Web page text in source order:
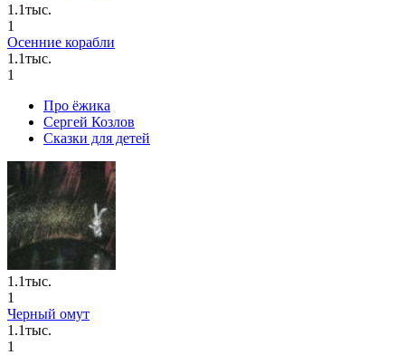
1.1тыс.
1
Осенние корабли
1.1тыс.
1
Про ёжика
Сергей Козлов
Сказки для детей
1.1тыс.
1
Черный омут
1.1тыс.
1